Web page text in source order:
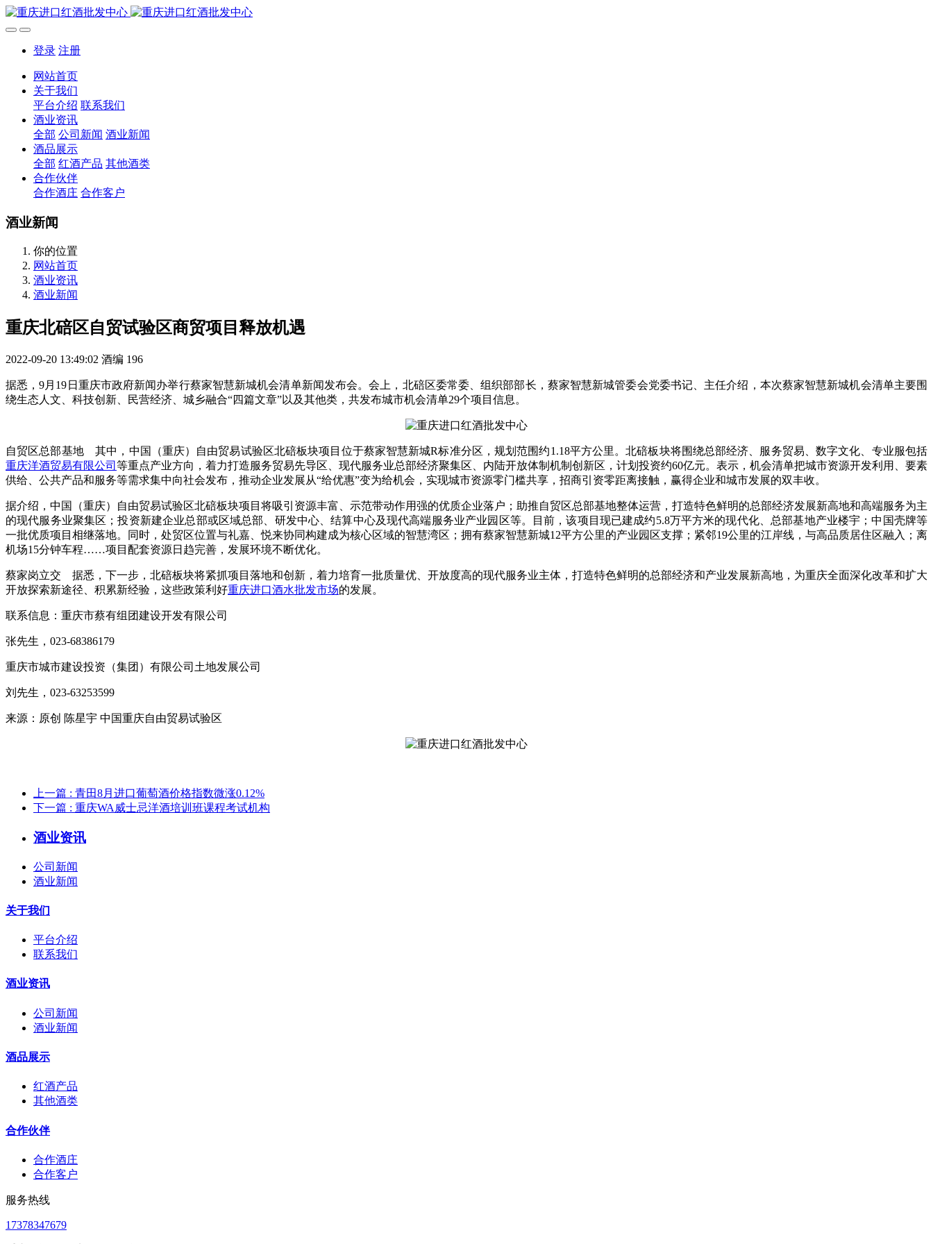
登录 注册
网站首页
关于我们
平台介绍 联系我们
酒业资讯
全部 公司新闻 酒业新闻
酒品展示
全部 红酒产品 其他酒类
合作伙伴
合作酒庄 合作客户
酒业新闻
你的位置
网站首页
酒业资讯
酒业新闻
重庆北碚区自贸试验区商贸项目释放机遇
2022-09-20 13:49:02 酒编 196
据悉，9月19日重庆市政府新闻办举行蔡家智慧新城机会清单新闻发布会。会上，北碚区委常委、组织部部长，蔡家智慧新城管委会党委书记、主任介绍，本次蔡家智慧新城机会清单主要围
绕生态人文、科技创新、民营经济、城乡融合“四篇文章”以及其他类，共发布城市机会清单29个项目信息。
自贸区总部基地 其中，中国（重庆）自由贸易试验区北碚板块项目位于蔡家智慧新城R标准分区，规划范围约1.18平方公里。北碚板块将围绕总部经济、服务贸易、数字文化、专业服包括
重庆洋酒贸易有限公司 等重点产业方向，着力打造服务贸易先导区、现代服务业总部经济聚集区、内陆开放体制机制创新区，计划投资约60亿元。表示，机会清单把城市资源开发利用、要素
供给、公共产品和服务等需求集中向社会发布，推动企业发展从“给优惠”变为给机会，实现城市资源零门槛共享，招商引资零距离接触，赢得企业和城市发展的双丰收。
据介绍，中国（重庆）自由贸易试验区北碚板块项目将吸引资源丰富、示范带动作用强的优质企业落户；助推自贸区总部基地整体运营，打造特色鲜明的总部经济发展新高地和高端服务为主
的现代服务业聚集区；投资新建企业总部或区域总部、研发中心、结算中心及现代高端服务业产业园区等。目前，该项目现已建成约5.8万平方米的现代化、总部基地产业楼宇；中国壳牌等
一批优质项目相继落地。同时，处贸区位置与礼嘉、悦来协同构建成为核心区域的智慧湾区；拥有蔡家智慧新城12平方公里的产业园区支撑；紧邻19公里的江岸线，与高品质居住区融入；离
机场15分钟车程……项目配套资源日趋完善，发展环境不断优化。
蔡家岗立交 据悉，下一步，北碚板块将紧抓项目落地和创新，着力培育一批质量优、开放度高的现代服务业主体，打造特色鲜明的总部经济和产业发展新高地，为重庆全面深化改革和扩大
开放探索新途径、积累新经验，这些政策利好重庆进口酒水批发市场的发展。
联系信息：重庆市蔡有组团建设开发有限公司
张先生，023-68386179
重庆市城市建设投资（集团）有限公司土地发展公司
刘先生，023-63253599
来源： 原创 陈星宇 中国重庆自由贸易试验区
上一篇 : 青田8月进口葡萄酒价格指数微涨0.12%
下一篇 : 重庆WA威士忌洋酒培训班课程考试机构
酒业资讯
公司新闻
酒业新闻
关于我们
平台介绍
联系我们
酒业资讯
公司新闻
酒业新闻
酒品展示
红酒产品
其他酒类
合作伙伴
合作酒庄
合作客户
服务热线
17378347679